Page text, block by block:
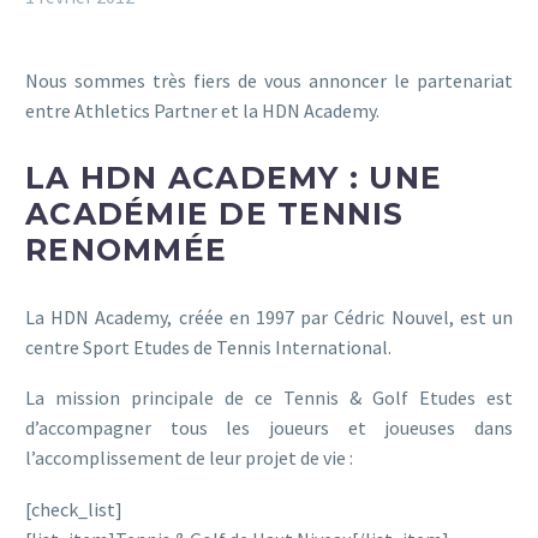
Nous sommes très fiers de vous annoncer le partenariat
entre Athletics Partner et la HDN Academy.
LA HDN ACADEMY : UNE
ACADÉMIE DE TENNIS
RENOMMÉE
La HDN Academy, créée en 1997 par Cédric Nouvel, est un
centre Sport Etudes de Tennis International.
La mission principale de ce Tennis & Golf Etudes est
d’accompagner tous les joueurs et joueuses dans
l’accomplissement de leur projet de vie :
[check_list]